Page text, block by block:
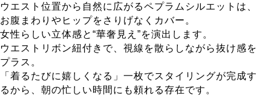
ウエスト位置から自然に広がるペプラムシルエットは、
お腹まわりやヒップをさりげなくカバー。
女性らしい立体感と“華奢見え”を演出します。
ウエストリボン紐付きで、視線を散らしながら抜け感を
プラス。
「着るたびに嬉しくなる」一枚でスタイリングが完成す
るから、朝の忙しい時間にも頼れる存在です。